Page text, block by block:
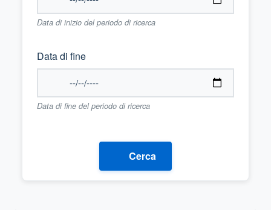
Data di inizio del periodo di ricerca
Data di fine
Data di fine del periodo di ricerca
Cerca